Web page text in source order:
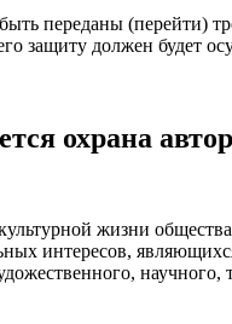
переданы (перейти)
защиту должен будет
охрана
жизни
интересов,